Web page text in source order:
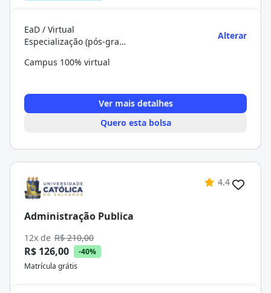
EaD / Virtual
Especialização (pós-graduação)
Alterar
Campus 100% virtual
Ver mais detalhes
Quero esta bolsa
4.4
Administração Publica
12x de R$ 210,00
R$ 126,00
-40%
Matrícula grátis